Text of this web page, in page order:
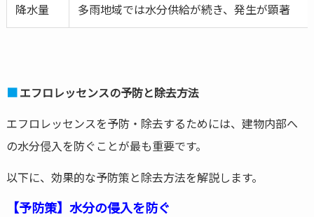
降水量 多雨地域では水分供給が続き、発生が顕著
エフロレッセンスの予防と除去方法
エフロレッセンスを予防・除去するためには、建物内部へ
の水分侵入を防ぐことが最も重要です。
以下に、効果的な予防策と除去方法を解説します。
【予防策】水分の侵入を防ぐ